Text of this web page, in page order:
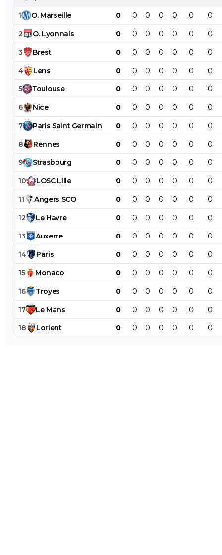
1 O. Marseille 0 0 0 0 0 0 0
2 O. Lyonnais 0 0 0 0 0 0 0
3 Brest 0 0 0 0 0 0 0
4 Lens 0 0 0 0 0 0 0
5 Toulouse 0 0 0 0 0 0 0
6 Nice 0 0 0 0 0 0 0
7 Paris Saint Germain 0 0 0 0 0 0 0
8 Rennes 0 0 0 0 0 0 0
9 Strasbourg 0 0 0 0 0 0 0
10 LOSC Lille 0 0 0 0 0 0 0
11 Angers SCO 0 0 0 0 0 0 0
12 Le Havre 0 0 0 0 0 0 0
13 Auxerre 0 0 0 0 0 0 0
14 Paris 0 0 0 0 0 0 0
15 Monaco 0 0 0 0 0 0 0
16 Troyes 0 0 0 0 0 0 0
17 Le Mans 0 0 0 0 0 0 0
18 Lorient 0 0 0 0 0 0 0